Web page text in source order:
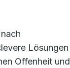
Lösungen
Offenheit und